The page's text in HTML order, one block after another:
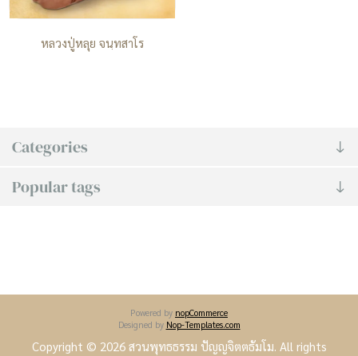
Categories
Popular tags
หลวงปู่หลุย จนฺทสาโร
Powered by nopCommerce
Designed by Nop-Templates.com
Copyright © 2026 สวนพุทธธรรม ปัญญจิตตธัมโม. All rights